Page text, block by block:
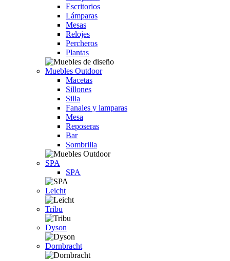
Escritorios
Lámparas
Mesas
Relojes
Percheros
Plantas
Muebles Outdoor
Macetas
Sillones
Silla
Fanales y lamparas
Mesa
Reposeras
Bar
Sombrilla
SPA
SPA
Leicht
Tribu
Dyson
Dornbracht